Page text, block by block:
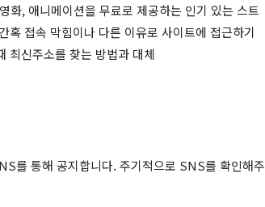
화, 애니메이션을 무료로 제공하는 인기 있는 스트
혹 접속 막힘이나 다른 이유로 사이트에 접근하기
최신주소를 찾는 방법과 대체
를 통해 공지합니다. 주기적으로 SNS를 확인해주